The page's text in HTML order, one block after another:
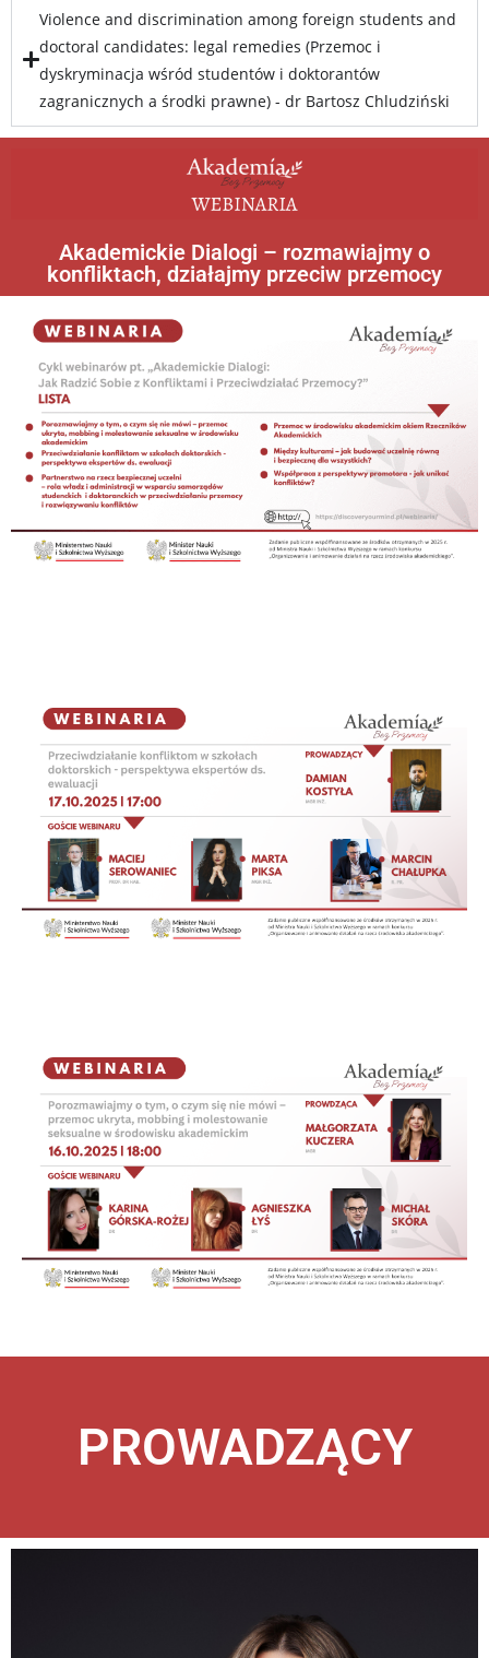
Violence and discrimination among foreign students and
doctoral candidates: legal remedies (Przemoc i
dyskryminacja wśród studentów i doktorantów
zagranicznych a środki prawne) - dr Bartosz Chludziński
Akademickie Dialogi – rozmawiajmy o
konfliktach, działajmy przeciw przemocy
Przeciwdziałanie konfliktom w
szkołach doktorskich - perspektywa
ekspertów ds. ewaluacji
Moderator: mgr inż. Damian Kostyła
Eksperci: prof. dr hab. Maciej Serowaniec
mgr inż. Marta Piksa
r.pr. Marcin Chałupka
nie mówi – przemoc ukryta,
mobbing i molestowanie seksualne
w środowisku akademickim
Moderator: mgr Małgorzata Kuczera
Eksperci: Dr Michał Skóra
Dr Agnieszka Łyś
Dr Karina Górska-Rożej
PROWADZĄCY